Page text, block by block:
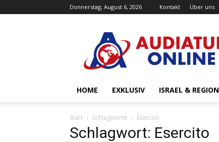
Donnerstag, August 6, 2026 Kontakt Über uns
Online
HOME EXKLUSIV ISRAEL & REGION
Start Schlagworte Esercito
Schlagwort: Esercito